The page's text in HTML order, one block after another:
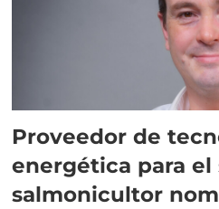
Proveedor de
energética para el
salmonicultor